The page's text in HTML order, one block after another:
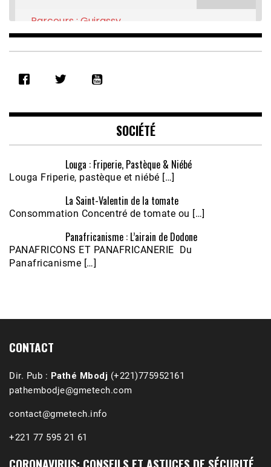
RSS FEED
EMBED
Parcours : Guirassy
Feb 16, 2021 • 28:08
Écoutez le parcours de Claudiane Kapia
Nobana (Podologue)
Feb 24, 2021 • 28mn
SOCIÉTÉ
Louga : Friperie, Pastèque & Niébé
Louga Friperie, pastèque et niébé […]
La Saint-Valentin de la tomate
Consommation Concentré de tomate ou […]
Panafricanisme : L’airain de Dodone
PANAFRICONS ET PANAFRICANERIE Du
Panafricanisme […]
CONTACT
Dir. Pub : Pathé Mbodj (+221)775952161
pathembodje@gmetech.com
contact@gmetech.info
+221 77 595 21 61
CORONAVIRUS: CONSEILS ET ASTUCES DE SÉCURITÉ